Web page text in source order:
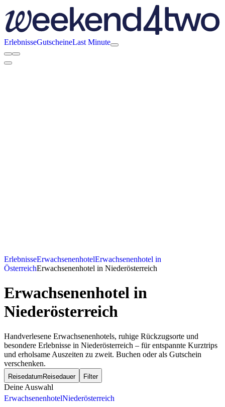
ErlebnisseGutscheineLast Minute
ErlebnisseErwachsenenhotelErwachsenenhotel in
ÖsterreichErwachsenenhotel in Niederösterreich
Erwachsenenhotel in
Niederösterreich
Handverlesene Erwachsenenhotels, ruhige Rückzugsorte und
besondere Erlebnisse in Niederösterreich – für entspannte Kurztrips
und erholsame Auszeiten zu zweit. Buchen oder als Gutschein
verschenken.
Reisedatum Reisedauer Filter
Deine Auswahl
ErwachsenenhotelNiederösterreich